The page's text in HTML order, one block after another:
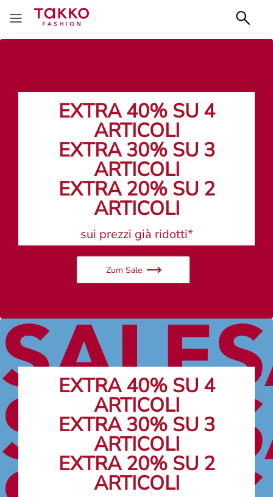
EXTRA 40% SU 4
ARTICOLI
EXTRA 30% SU 3
ARTICOLI
EXTRA 20% SU 2
ARTICOLI
sui prezzi già ridotti*
Zum Sale
EXTRA 40% SU 4
ARTICOLI
EXTRA 30% SU 3
ARTICOLI
EXTRA 20% SU 2
ARTICOLI